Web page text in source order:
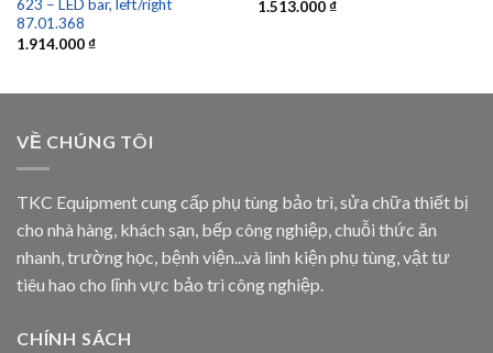
623 – LED bar, left/right
87.01.368
1.914.000₫
1.513.000₫
VỀ CHÚNG TÔI
TKC Equipment cung cấp phụ tùng bảo trì, sửa chữa thiết bị
cho nhà hàng, khách sạn, bếp công nghiệp, chuỗi thức ăn
nhanh, trường học, bệnh viện...và linh kiện phụ tùng, vật tư
tiêu hao cho lĩnh vực bảo trì công nghiệp.
CHÍNH SÁCH